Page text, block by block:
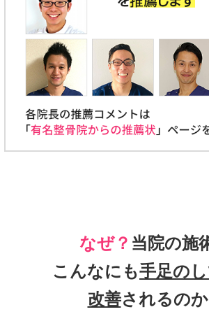
なぜ？ 当院の施
こんなにも手足の
改善されるのか